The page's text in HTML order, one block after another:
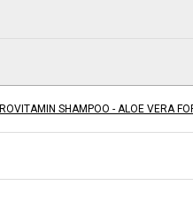
SHAMPOO - ALOE VERA